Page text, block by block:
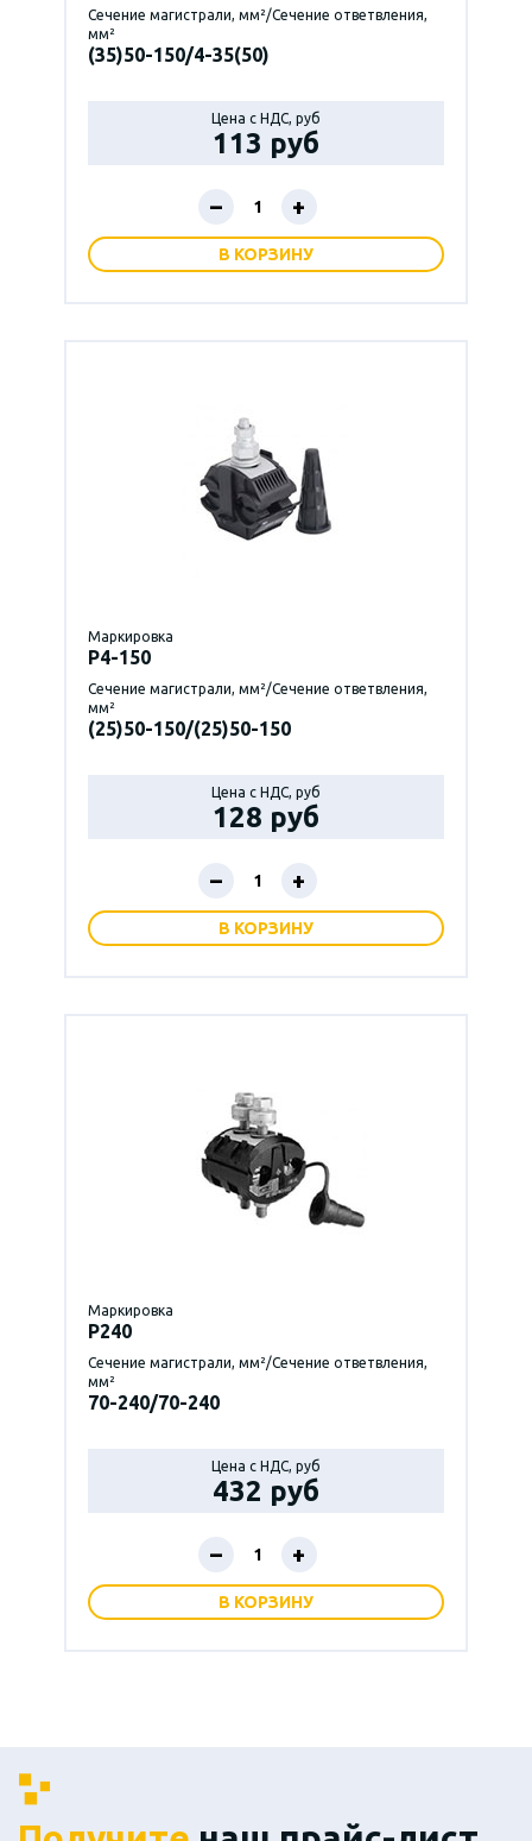
Сечение магистрали, мм²/Сечение ответвления,
мм²
(35)50-150/4-35(50)
Цена с НДС, руб
113 руб
– +
В КОРЗИНУ
Маркировка
P4-150
Сечение магистрали, мм²/Сечение ответвления,
мм²
(25)50-150/(25)50-150
Цена с НДС, руб
128 руб
– +
В КОРЗИНУ
Маркировка
P240
Сечение магистрали, мм²/Сечение ответвления,
мм²
70-240/70-240
Цена с НДС, руб
432 руб
– +
В КОРЗИНУ